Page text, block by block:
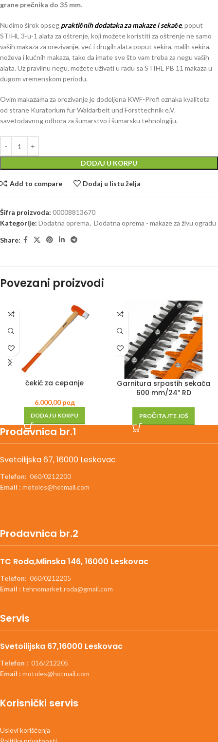
grane prečnika do 35 mm.
Nudimo širok opseg praktičnih dodataka za makaze i sekače, poput
STIHL 3-u-1 alata za oštrenje, koji možete koristiti za oštrenje ne samo
vaših makaza za orezivanje, već i drugih alata poput sekira, malih sekira,
noževa i kućnih makaza, tako da imate sve što vam treba za negu vaših
alata. Uz pravilnu negu, možete uživati u radu sa STIHL PB 11 makaza u
dugom vremenskom periodu.
Ovim makazama za orezivanje je dodeljena KWF-Profi oznaka kvaliteta
od strane Kuratorium für Waldarbeit und Forsttechnik e.V.
savetodavnog odbora za šumarstvo i šumarsku tehnologiju.
DODAJ U KORPU
Add to compare Dodaj u listu želja
Šifra proizvoda: 00008813670
Kategorije: Dodatna oprema, Dodatna oprema - makaze za živu ogradu
Share:
Povezani proizvodi
čekić za cepanje
6.000,00рсд
DODAJ U KORPU
Garnitura srpastih sekača
600 mm/24″ RD
PROČITAJTE JOŠ
Prodavnica br.1
Svetoilijska 67, 16000 Leskovac
Telefon: 060/0212200
Email : motoles@hotmail.com
Prodavnica br.2
TC Roda,Mlinska 146, 16000 Leskovac
Telefon: 060/0212205
Email : tehnomarket.roda@gmail.com
Servis
Svetoilijska 67,16000 Leskovac
Telefon : 016/212205
Email : motoles@hotmail.com
Korisnički servis
Uslovi korišćenja